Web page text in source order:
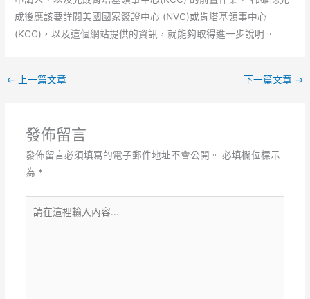
成後應該要詳閱美國國家簽證中心 (NVC)或肯塔基領事中心
(KCC)，以及這個網站提供的資訊，就能夠取得進一步說明。
← 上一篇文章 下一篇文章 →
發佈留言
發佈留言必須填寫的電子郵件地址不會公開。 必填欄位標示
為 *